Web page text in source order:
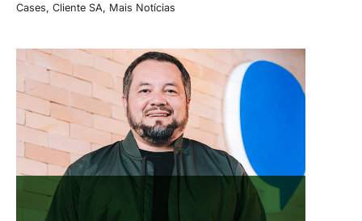
Cases, Cliente SA, Mais Notícias